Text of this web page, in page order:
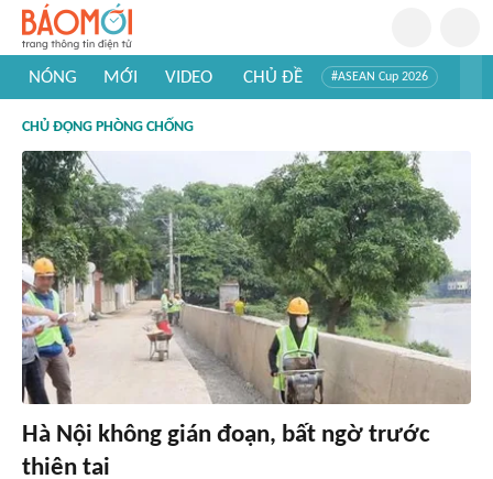
NÓNG MỚI VIDEO CHỦ ĐỀ #ASEAN Cup 2026
#Khám phá thế giới
CHỦ ĐỘNG PHÒNG CHỐNG
Hà Nội không gián đoạn, bất ngờ trước
thiên tai